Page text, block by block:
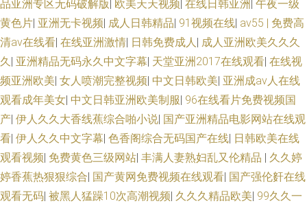
品亚洲专区无码破解版 欧美天天视频 在线日韩亚洲 午夜一级
黄色片| 亚洲无卡视频| 成人日韩精品| 91视频在线| av55 | 免费高
清av在线看| 在线亚洲激情| 日韩免费成人| 成人亚洲欧美久久久
久| 亚洲精品无码永久中文字幕| 天堂亚洲2017在线观看| 在线视
频亚洲欧美| 女人喷潮完整视频| 中文日韩欧美| 亚洲成av人在线
观看成年美女| 中文日韩亚洲欧美制服| 96在线看片免费视频国
产| 伊人久久大香线蕉综合啪小说| 国产亚洲精品电影网站在线观
看| 伊人久久中文字幕| 色香阁综合无码国产在线| 日韩欧美在线
观看视频| 免费黄色三级网站| 丰满人妻熟妇乱又伦精品 | 久久婷
婷香蕉热狠狠综合| 国产黄网免费视频在线观看| 国产强伦姧在线
观看无码| 被黑人猛躁10次高潮视频| 久久久精品欧美| 99久久一